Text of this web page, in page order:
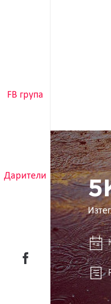
FB група
Дарители
5KM
RUN
в
ръцете
ти